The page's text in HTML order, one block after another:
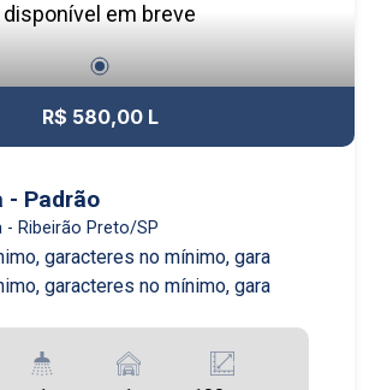
disponível em breve
R$ 580,00 L
- Padrão
- Ribeirão Preto/SP
garacteres no mínimo, gara
garacteres no mínimo, gara